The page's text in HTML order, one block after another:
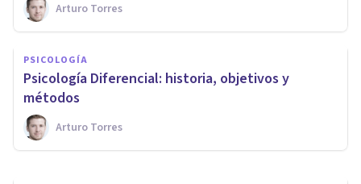
Arturo Torres
PSICOLOGÍA
Psicología Diferencial: historia, objetivos y
métodos
Arturo Torres
PSICOLOGÍA
​Albert Bandura, galardonado
con la Medalla Nacional de la
Ciencia
Jonathan García-Allen